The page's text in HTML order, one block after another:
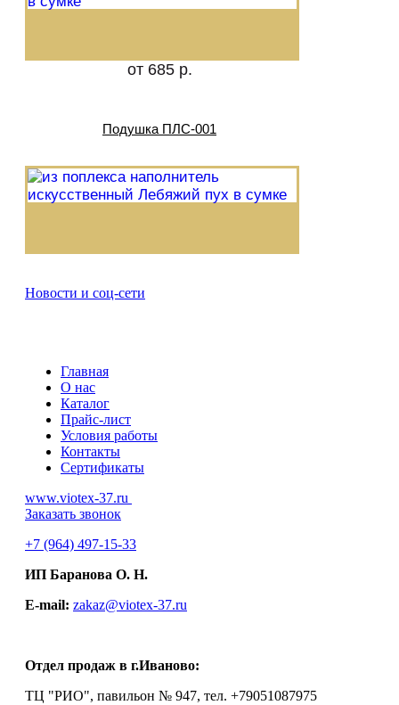
от 685 р.
Подушка ПЛС-001
Новости и соц-сети
Главная
О нас
Каталог
Прайс-лист
Условия работы
Контакты
Сертификаты
www.viotex-37.ru
Заказать звонок
+7 (964) 497-15-33
ИП Баранова О. Н.
E-mail: zakaz@viotex-37.ru
Отдел продаж в г.Иваново:
ТЦ "РИО", павильон № 947, тел. +79051087975